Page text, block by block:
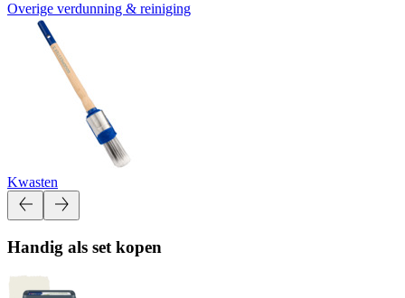
Overige verdunning & reiniging
Kwasten
Handig als set kopen